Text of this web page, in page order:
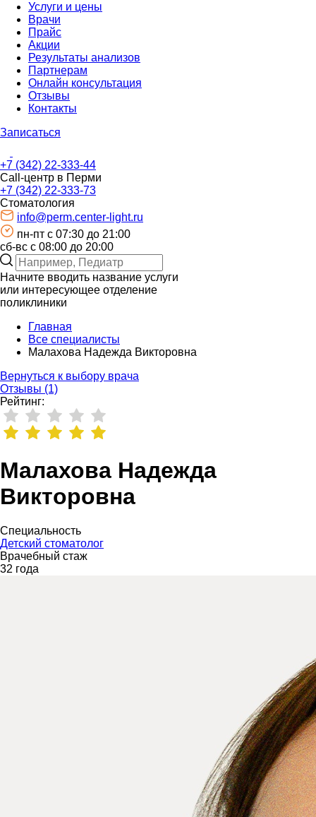
Услуги и цены
Врачи
Прайс
Акции
Результаты анализов
Партнерам
Онлайн консультация
Отзывы
Контакты
Записаться
+7 (342) 22-333-44
Call-центр в Перми
+7 (342) 22-333-73
Стоматология
info@perm.center-light.ru
пн-пт c 07:30 до 21:00
сб-вс с 08:00 до 20:00
Начните вводить название услуги
или интересующее отделение
поликлиники
Главная
Все специалисты
Малахова Надежда Викторовна
Вернуться к выбору врача
Отзывы (1)
Рейтинг:
Малахова Надежда
Викторовна
Специальность
Детский стоматолог
Врачебный стаж
32 года